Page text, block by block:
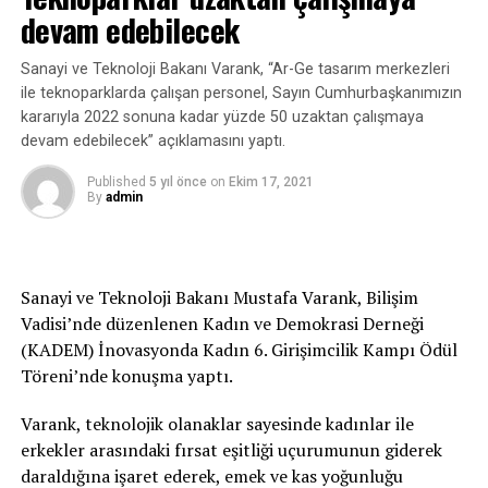
çalışmaların teslim edilmesi hedefleniyor. Bunun yanı
sıra sözleşme veri istek listesi dokümanlarının
çalışmalarına başlandı.
ASELSAN, MMU’nun Bütünleşik Elektro-optik Sistem
Teknoloji Geliştirme Projesi mühendislik çalışmalarına
devam ediyor. Bunun yanında hem MWIR hem LWIR
(Uzun Dalgaboyu Kızılötesi) MCT dedektör geliştirme
RF Sistemi Geliştirme Projesi’yle hem kritik teknoloji
geliştirme, hem de ürüne yönelik gereksinim tanımlama
faaliyetleri devam ediyor.
ASELSAN’ın yürüttüğü çalışmalar, milli mühimmatların
MMU’ya entegrasyonuna yönelik olarak devam ediyor.
devam edebilecek
Sanayi ve Teknoloji Bakanı Varank, “Ar-Ge tasarım merkezleri
ile teknoparklarda çalışan personel, Sayın Cumhurbaşkanımızın
kararıyla 2022 sonuna kadar yüzde 50 uzaktan çalışmaya
devam edebilecek” açıklamasını yaptı.
Published 5 yıl önce on Ekim 17, 2021
By admin
Sanayi ve Teknoloji Bakanı Mustafa Varank, Bilişim
Vadisi’nde düzenlenen Kadın ve Demokrasi Derneği
(KADEM) İnovasyonda Kadın 6. Girişimcilik Kampı Ödül
Töreni’nde konuşma yaptı.
Varank, teknolojik olanaklar sayesinde kadınlar ile
erkekler arasındaki fırsat eşitliği uçurumunun giderek
daraldığına işaret ederek, emek ve kas yoğunluğu